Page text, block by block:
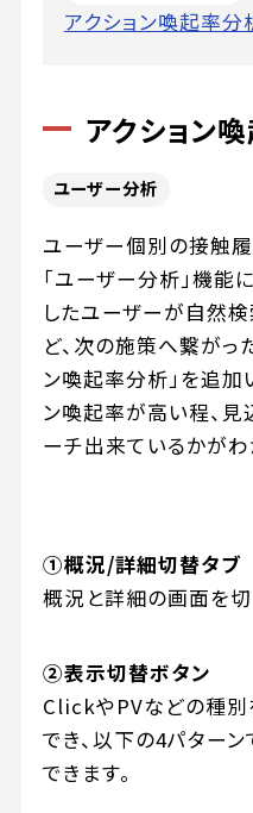
アクション喚起率分
アクション
ユーザー分析
ユーザー個別の接触
「ユーザー分析」機能
したユーザーが自然
ど、次の施策へ繋がっ
ン喚起率分析」を追加
ン喚起率が高い程、
ーチ出来ているかがわ
①概況/詳細切替タブ
概況と詳細の画面を切
②表示切替ボタン
ClickやPVなどの種
でき、以下の4パター
できます。